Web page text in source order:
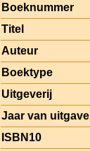
Boeknummer
Titel
Auteur
Boektype
Uitgeverij
Jaar van uitgave
ISBN10